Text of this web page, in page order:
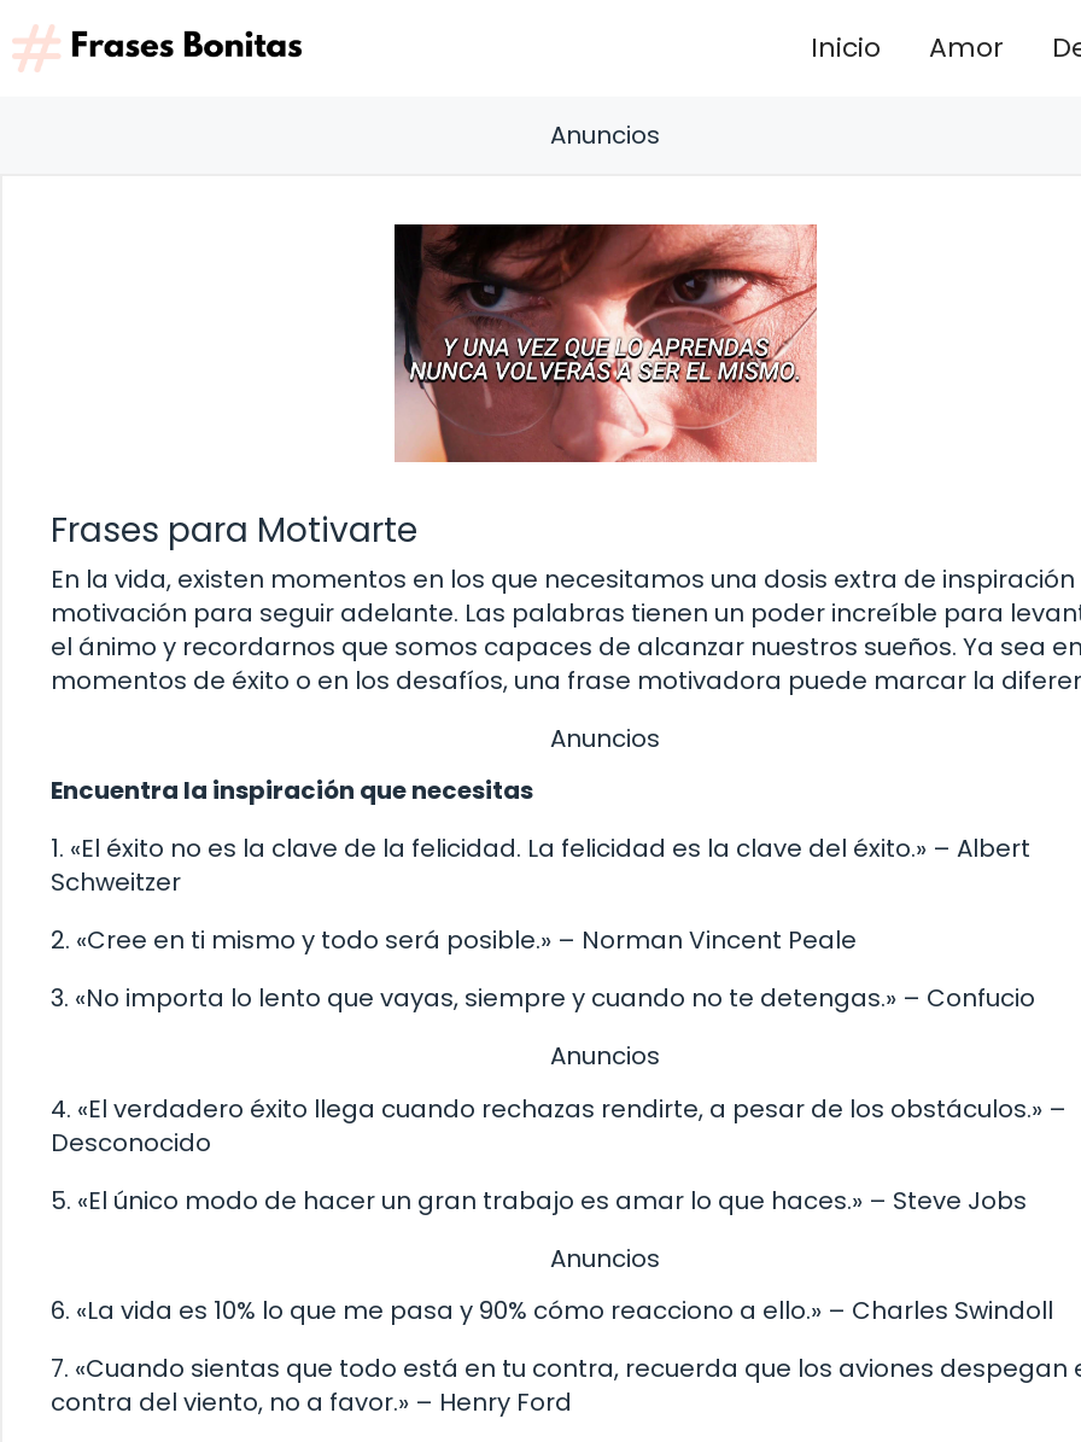
Saltar
al
contenido
Inicio Amor
Anuncios
Frases para Motivarte
En la vida, existen momentos en los que necesitamos una dosis extra de inspiración
motivación para seguir adelante. Las palabras tienen un poder increíble para
el ánimo y recordarnos que somos capaces de alcanzar nuestros sueños. Ya sea
momentos de éxito o en los desafíos, una frase motivadora puede marcar la
Anuncios
Encuentra la inspiración que necesitas
1. «El éxito no es la clave de la felicidad. La felicidad es la clave del éxito.» – Albert
Schweitzer
2. «Cree en ti mismo y todo será posible.» – Norman Vincent Peale
3. «No importa lo lento que vayas, siempre y cuando no te detengas.» – Confucio
Anuncios
4. «El verdadero éxito llega cuando rechazas rendirte, a pesar de los obstáculos.» –
Desconocido
5. «El único modo de hacer un gran trabajo es amar lo que haces.» – Steve Jobs
Anuncios
6. «La vida es 10% lo que me pasa y 90% cómo reacciono a ello.» – Charles Swindoll
7. «Cuando sientas que todo está en tu contra, recuerda que los aviones despegan
contra del viento, no a favor.» – Henry Ford